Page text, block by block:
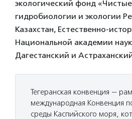
экологический фонд
гидробиологии и экологии
Казахстан, Естественно-
Национальной академии
Дагестанский и
Тегеранская конвенция —
международная Конвенция
среды Каспийского моря,